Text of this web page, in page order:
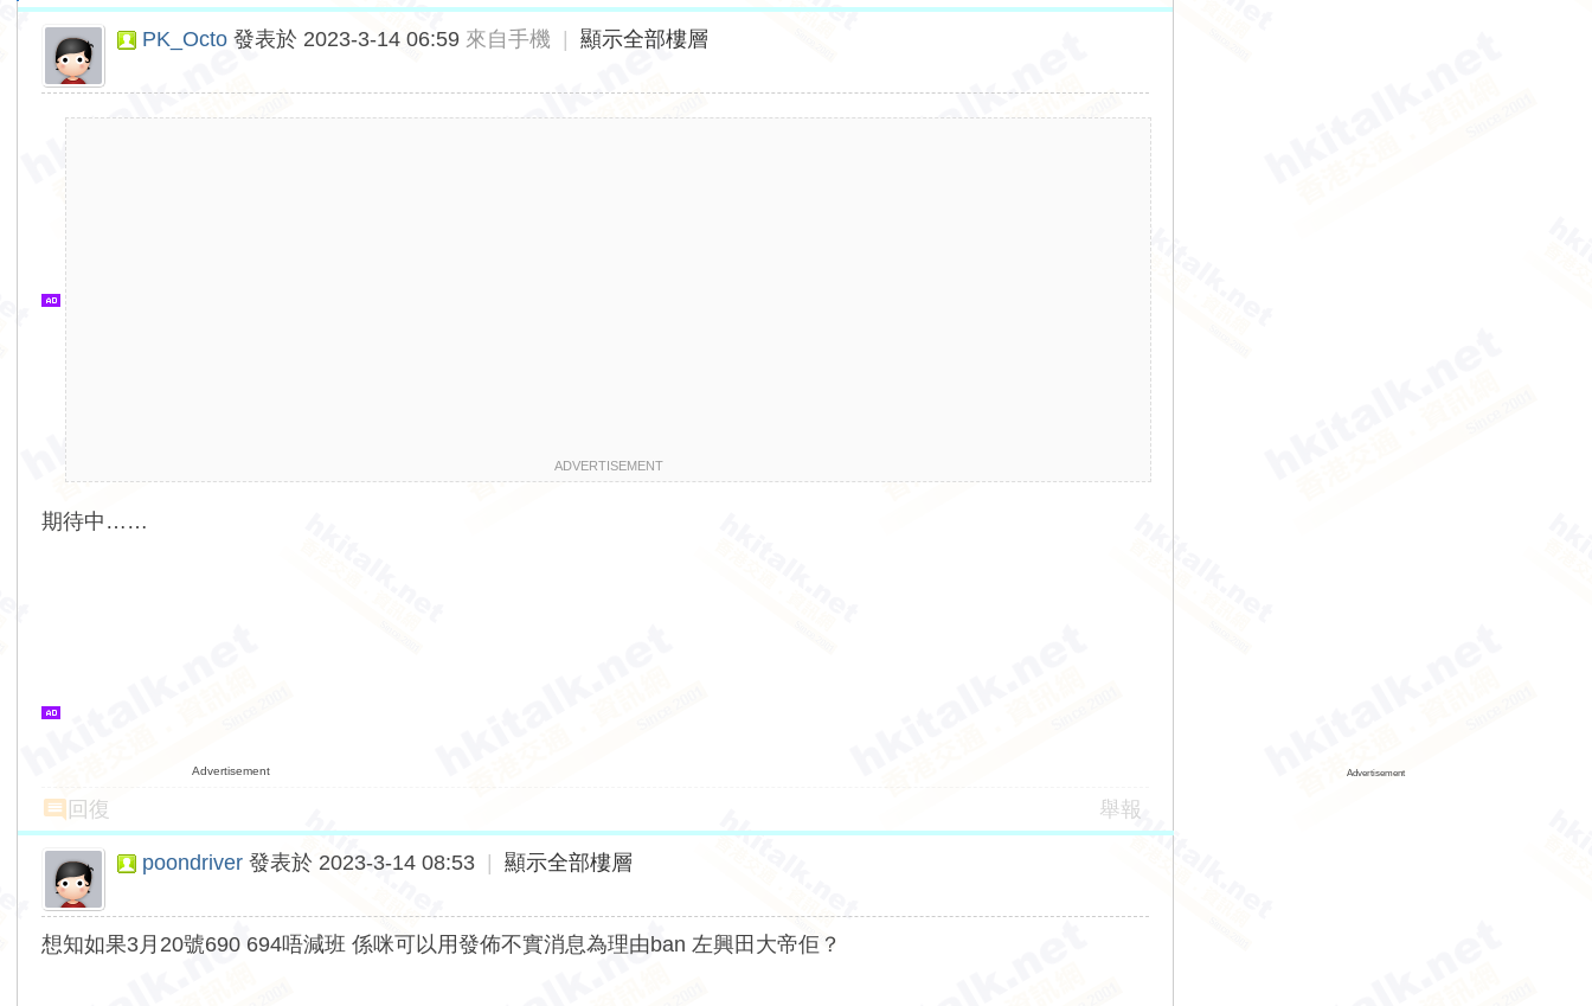
PK_Octo 發表於 2023-3-14 06:59 來自手機 顯示全部樓層
ADVERTISEMENT
期待中……
Advertisement
回復 舉報
poondriver 發表於 2023-3-14 08:53 顯示全部樓層
想知如果3月20號690 694唔減班 係咪可以用發佈不實消息為理由ban 左興田大帝佢？
Advertisement